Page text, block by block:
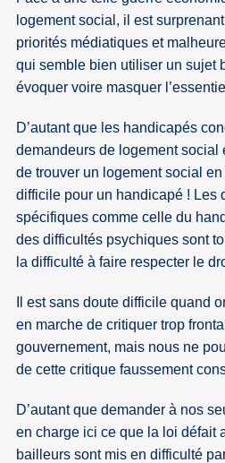
logement social, il est
priorités médiatiques et
qui semble bien utiliser un sujet
évoquer voire masquer
D’autant que les handicapés
demandeurs de logement social
de trouver un logement social
difficile pour un handicapé ! Les
spécifiques comme celle du
des difficultés psychiques sont
la difficulté à faire respecter le
Il est sans doute difficile quand
en marche de critiquer trop
gouvernement, mais nous ne
de cette critique faussement
D’autant que demander à nos
en charge ici ce que la loi défait
bailleurs sont mis en difficulté